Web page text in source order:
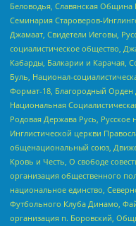
Беловодья, Славянская
Семинария Староверов-
Джамаат, Свидетели Иеговы,
социалистическое общество,
Кабарды, Балкарии и Карачая,
Буль, Национал-
Формат-18, Благородный Орден
Национальная
Родовая Держава Русь, Русское
Инглистической церкви
общенациональный союз,
Кровь и Честь, О свободе
организация общественного
национальное единство,
Футбольного Клуба Динамо,
организация п. Боровский,